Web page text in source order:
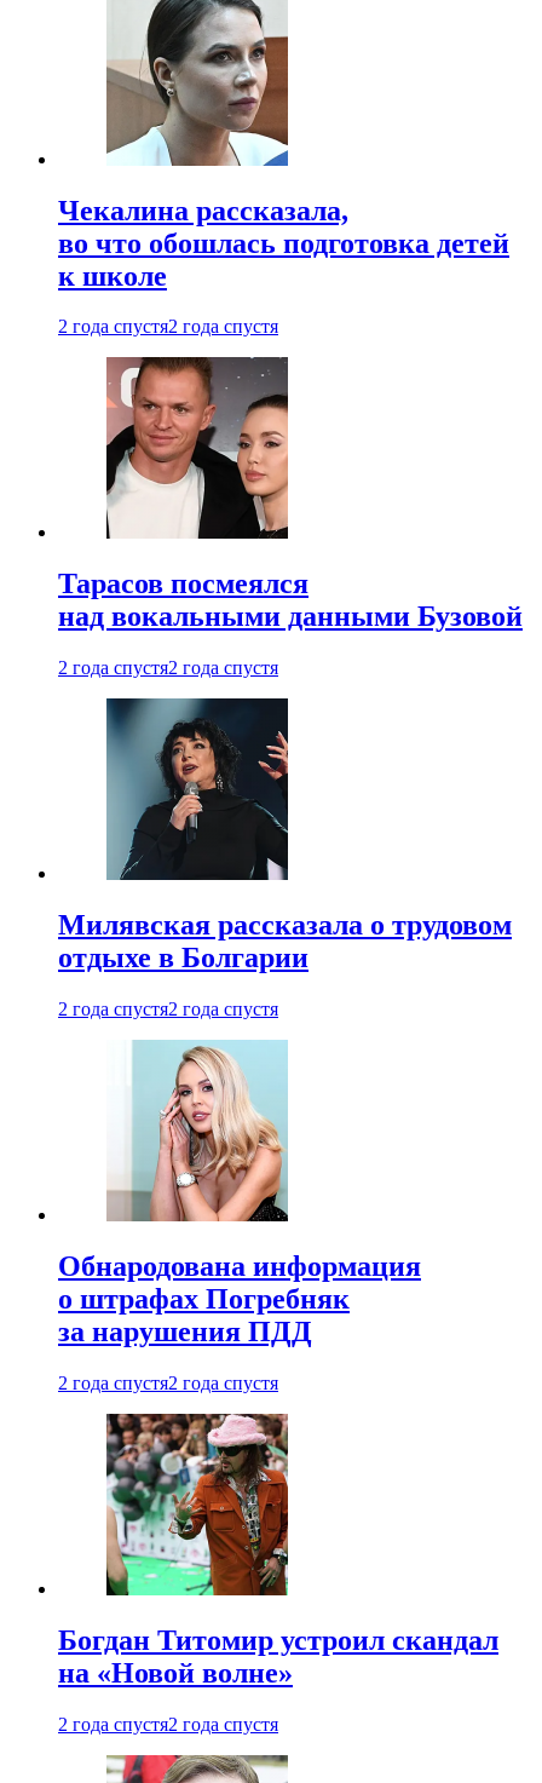
Чекалина рассказала,
во что обошлась подготовка детей
к школе
2 года спустя2 года спустя
Тарасов посмеялся
над вокальными данными Бузовой
2 года спустя2 года спустя
Милявская рассказала о трудовом
отдыхе в Болгарии
2 года спустя2 года спустя
Обнародована информация
о штрафах Погребняк
за нарушения ПДД
2 года спустя2 года спустя
Богдан Титомир устроил скандал
на «Новой волне»
2 года спустя2 года спустя